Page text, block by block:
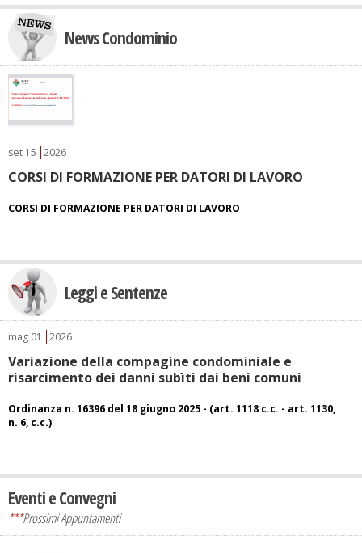
News Condominio
set 15 2026
CORSI DI FORMAZIONE PER DATORI DI LAVORO
CORSI DI FORMAZIONE PER DATORI DI LAVORO
Leggi e Sentenze
mag 01 2026
Variazione della compagine condominiale e
risarcimento dei danni subìti dai beni comuni
Ordinanza n. 16396 del 18 giugno 2025 - (art. 1118 c.c. - art. 1130,
n. 6, c.c.)
Eventi e Convegni
***Prossimi Appuntamenti